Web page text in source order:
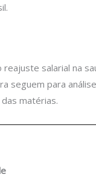
salarial na
seguem para
matérias.